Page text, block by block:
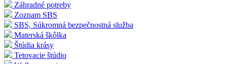
Záhradné potreby
Zoznam SBS
SBS, Súkromná bezpečnostná služba
Materská škôlka
Štúdia krásy
Tetovacie štúdio